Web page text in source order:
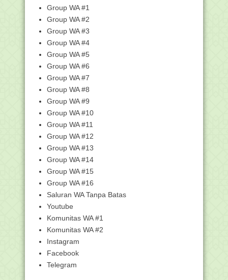
Permendikbudrestek No.12 Tahun 2024
tentang Kuriku...
Daftar Pegawai Non ASN Kemenag
Yang Terdata Di Dat...
Kisah Ember Bocor dan Tadarus Al-
Quran tanpa Menge...
Juknis Bantuan Rehabilitasi Ruang
Belajar Pendidik...
Pemutakhiran Data Tenaga Non ASN
Kementerian Agama
Do'a Puasa Ramadhan Hari ke-19,
Lengkap dengan Art...
Kumpulan Kunci Jawaban Pelatihan
PINTAR Kemenag Pe...
Kunci Jawaban - 3.11 Perlindungan
Perkawinan dan K...
Kunci Jawaban - 3.10 Perkawinan dan
Kesehatan Ment...
Kunci Jawaban - 3.9 Pendidikan Anak
dan Pembinaan ...
Kunci Jawaban - 3.8 Menghadapi
Tantangan dan Perub...
Kunci Jawaban - 3.7 Intimasi dan
Kehidupan Seksual...
Kunci Jawaban - 3.5 Pengelolaan
Group WA #1
Group WA #2
Group WA #3
Group WA #4
Group WA #5
Group WA #6
Group WA #7
Group WA #8
Group WA #9
Group WA #10
Group WA #11
Group WA #12
Group WA #13
Group WA #14
Group WA #15
Group WA #16
Saluran WA Tanpa Batas
Youtube
Komunitas WA #1
Komunitas WA #2
Instagram
Facebook
Telegram